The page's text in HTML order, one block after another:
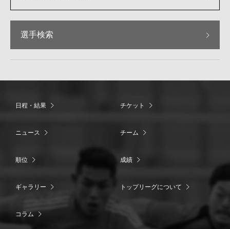
選手検索
日程・結果 チケット
ニュース チーム
順位 成績
ギャラリー トップリーグについて
コラム